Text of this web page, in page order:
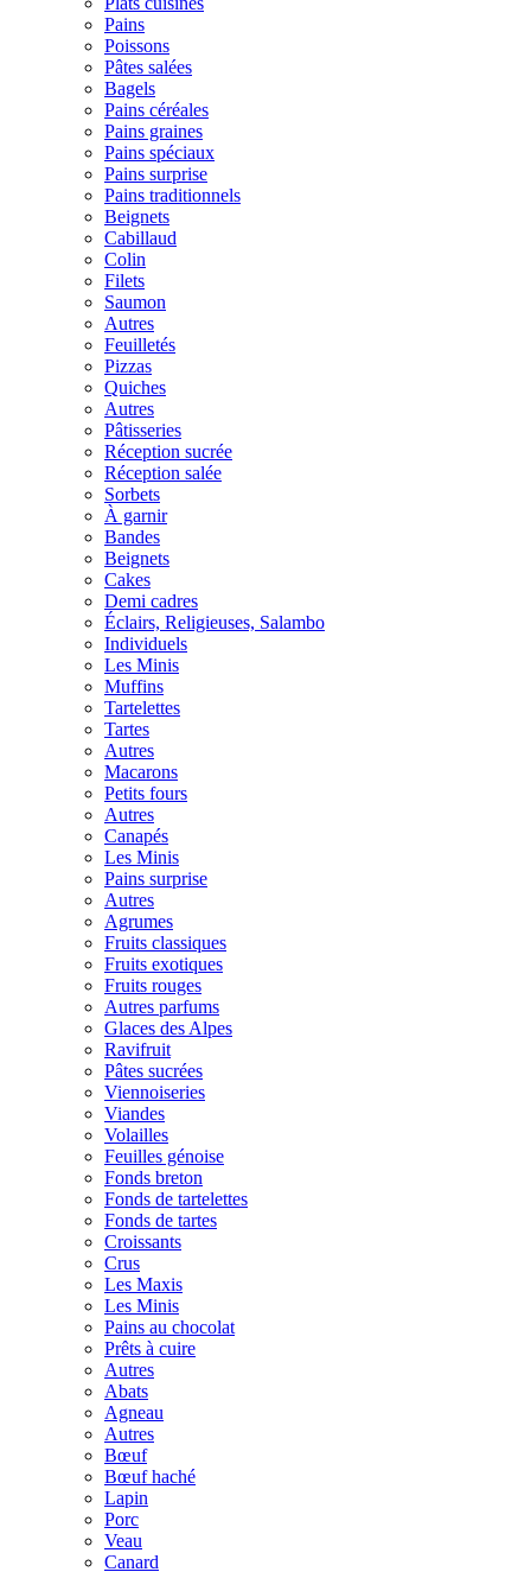
Pains
Poissons
Pâtes salées
Bagels
Pains céréales
Pains graines
Pains spéciaux
Pains surprise
Pains traditionnels
Beignets
Cabillaud
Colin
Filets
Saumon
Autres
Feuilletés
Pizzas
Quiches
Autres
Pâtisseries
Réception sucrée
Réception salée
Sorbets
À garnir
Bandes
Beignets
Cakes
Demi cadres
Éclairs, Religieuses, Salambo
Individuels
Les Minis
Muffins
Tartelettes
Tartes
Autres
Macarons
Petits fours
Autres
Canapés
Les Minis
Pains surprise
Autres
Agrumes
Fruits classiques
Fruits exotiques
Fruits rouges
Autres parfums
Glaces des Alpes
Ravifruit
Pâtes sucrées
Viennoiseries
Viandes
Volailles
Feuilles génoise
Fonds breton
Fonds de tartelettes
Fonds de tartes
Croissants
Crus
Les Maxis
Les Minis
Pains au chocolat
Prêts à cuire
Autres
Abats
Agneau
Autres
Bœuf
Bœuf haché
Lapin
Porc
Veau
Canard